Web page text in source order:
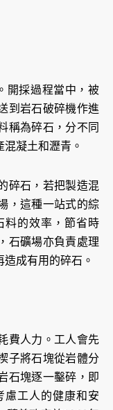
開採過程當中，被
到岩石破碎機作進
稱為碎石，分不同
凝土和瀝青。
碎石，若把製造混
，這種一站式的綜
料的效率，節省時
石礦場亦負責處理
成有用的碎石。
費人力。工人會先
子將石塊從岩體分
石塊逐一鑿碎，即
慮工人的健康和安